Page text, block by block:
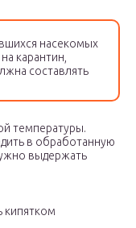
насекомых
карантин,
составлять
температуры.
в обработанную
выдержать
кипятком